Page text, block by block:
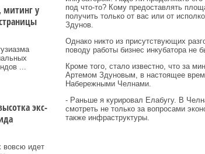
митинг у
...
экс-
вовсю идет
под что-то? Кому предоставлять
получить только от вас или от
Здунов.
Однако никто из присутствующих
поводу работы бизнес инкубатора не
Кроме того, стало известно, что за
Артемом Здуновым, в настоящее
Набережными Челнами.
- Раньше я курировал Елабугу. В
смотреть не только за вопросами
также инфраструктуры.